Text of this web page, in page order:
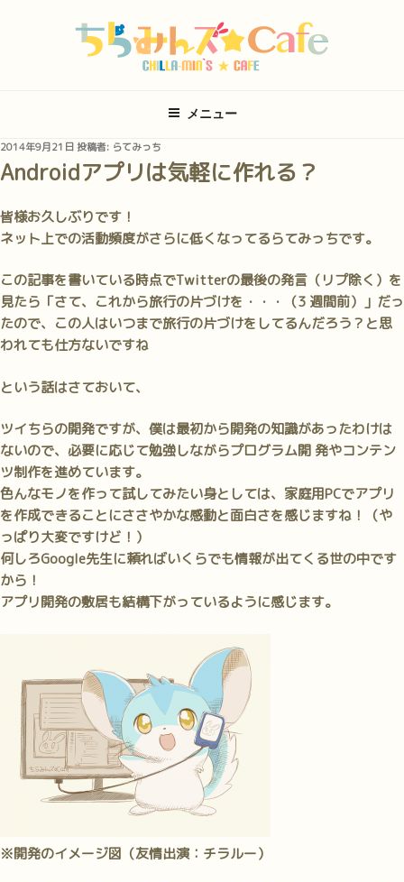
ス
キ
ッ
メニュー
投
稿
日:
2014年9月21日投稿者: らてみっち
Androidアプリは気軽に作れる？
皆様お久しぶりです！
ネット上での活動頻度がさらに低くなってるらてみっちです。
この記事を書いている時点でTwitterの最後の発言（リプ除く）を
見たら「さて、これから旅行の片づけを・・・（3 週間前）」だっ
たので、この人はいつまで旅行の片づけをしてるんだろう？と思
われても仕方ないですね
という話はさておいて、
ツイちらの開発ですが、僕は最初から開発の知識があったわけは
ないので、必要に応じて勉強しながらプログラム開 発やコンテン
ツ制作を進めています。
色んなモノを作って試してみたい身としては、家庭用PCでアプリ
を作成できることにささやかな感動と面白さを感じますね！（や
っぱり大変ですけど！）
何しろGoogle先生に頼ればいくらでも情報が出てくる世の中です
から！
アプリ開発の敷居も結構下がっているように感じます。
※開発のイメージ図（友情出演：チラルー）